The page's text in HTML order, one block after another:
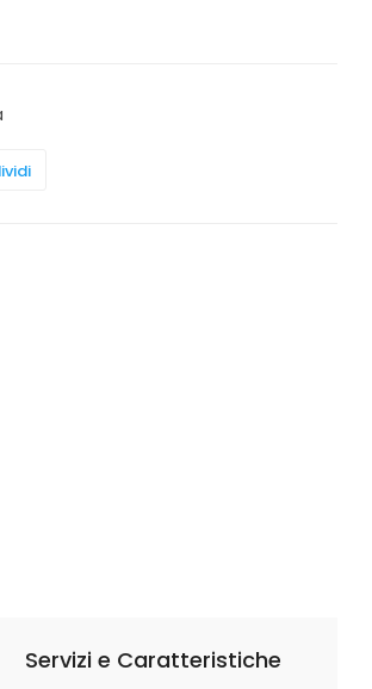
Servizi e Caratteristiche